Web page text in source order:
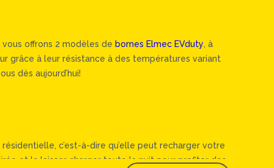
vous offrons 2 modèles de bornes Elmec EVduty, à
grâce à leur résistance à des températures variant
dès aujourd’hui!
c’est-à-dire qu’elle peut recharger votre
et la laisser charger toute la nuit pour profiter des